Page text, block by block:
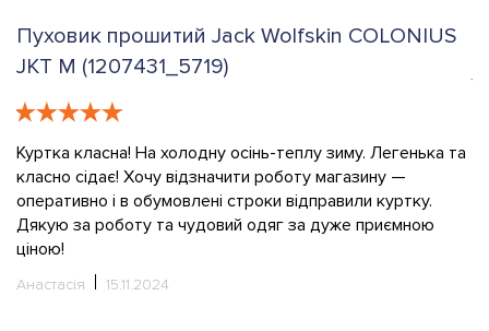
Пуховик прошитий Jack Wolfskin COLONIUS
JKT M (1207431_5719)
Куртка класна! На холодну осінь-теплу зиму. Легенька та
класно сідає! Хочу відзначити роботу магазину —
оперативно і в обумовлені строки відправили куртку.
Дякую за роботу та чудовий одяг за дуже приємною
ціною!
Анастасія 15.11.2024